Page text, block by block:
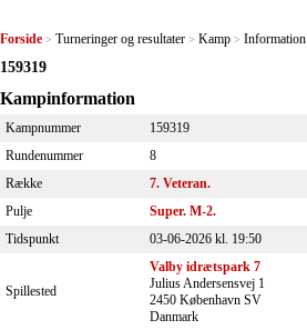
Forside > Turneringer og resultater > Kamp > Information
159319
Kampinformation
Kampnummer
159319
Rundenummer
8
Række
7. Veteran.
Pulje
Super. M-2.
Tidspunkt
03-06-2026 kl. 19:50
Spillested
Valby idrætspark 7
Julius Andersensvej 1
2450 København SV
Danmark